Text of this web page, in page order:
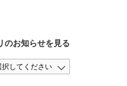
のお知らせを見る